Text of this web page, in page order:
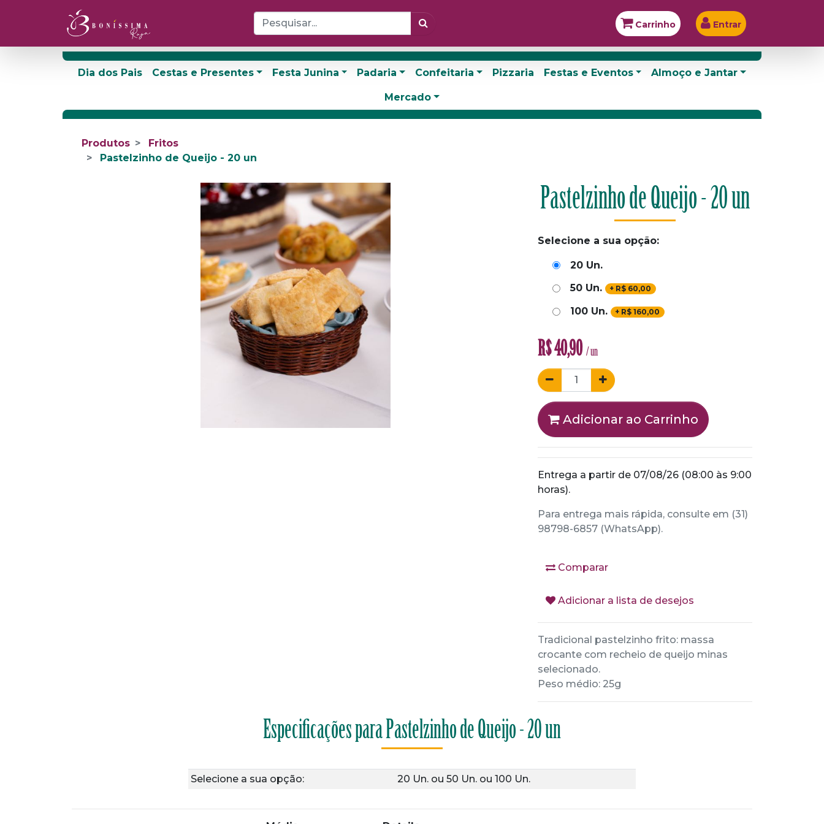
Carrinho Entrar
Dia dos Pais Cestas e Presentes Festa Junina Padaria Confeitaria Pizzaria Festas e Eventos Almoço e Jantar
Mercado
Produtos
Fritos
Pastelzinho de Queijo - 20 un
Pastelzinho de Queijo - 20 un
Selecione a sua opção:
20 Un.
50 Un.
+ R$ 60,00
100 Un. + R$160,00
R$40,90 / un
Adicionar ao Carrinho
Entrega a partir de 07/08/26 (08:00 às 9:00
horas).
Para entrega mais rápida, consulte em (31)
98798-6857 (WhatsApp).
Comparar
Adicionar a lista de desejos
Tradicional pastelzinho frito: massa
crocante com recheio de queijo minas
selecionado.
Peso médio: 25g
Especificações para Pastelzinho de Queijo - 20 un
Selecione a sua opção: 20 Un. ou 50 Un. ou 100 Un.